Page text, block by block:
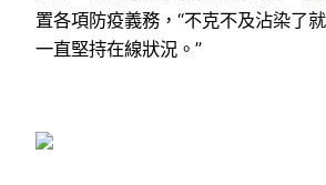
置各項防疫義務，“不克不及沾染了
一直堅持在線狀況。”